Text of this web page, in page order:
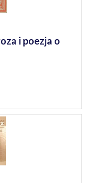
i poezja o